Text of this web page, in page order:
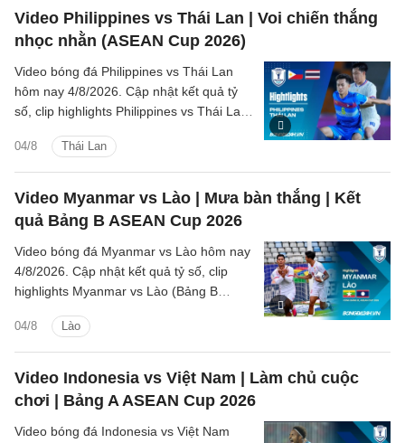
Video Philippines vs Thái Lan | Voi chiến thắng
nhọc nhằn (ASEAN Cup 2026)
04/8 Thái Lan
Video bóng đá Philippines vs Thái Lan
hôm nay 4/8/2026. Cập nhật kết quả tỷ
số, clip highlights Philippines vs Thái Lan
huống trên sân.
Video Myanmar vs Lào | Mưa bàn thắng | Kết
quả Bảng B ASEAN Cup 2026
04/8 Lào
Video bóng đá Myanmar vs Lào hôm nay
4/8/2026. Cập nhật kết quả tỷ số, clip
highlights Myanmar vs Lào (Bảng B
sân.
Video Indonesia vs Việt Nam | Làm chủ cuộc
chơi | Bảng A ASEAN Cup 2026
Video bóng đá Indonesia vs Việt Nam